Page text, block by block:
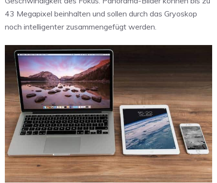
43 Megapixel beinhalten und sollen durch das Gryoskop
noch intelligenter zusammengefügt werden.